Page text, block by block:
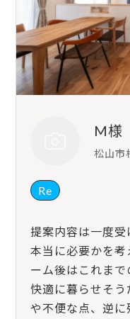
M様
松山市
Re
提案内容は一度
本当に必要かを
ーム後はこれまで
快適に暮らせそう
や不便な点、逆